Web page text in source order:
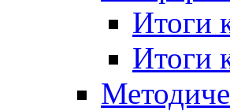
Итоги
Итоги